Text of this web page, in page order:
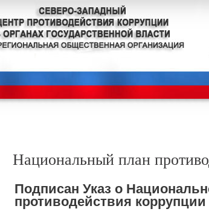
Национальный план
Подписан Указ о
противодействия коррупции